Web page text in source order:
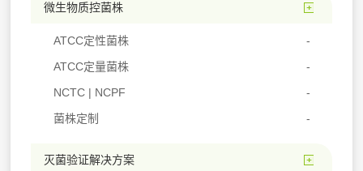
微生物质控菌株
ATCC定性菌株
ATCC定量菌株
NCTC | NCPF
菌株定制
灭菌验证解决方案